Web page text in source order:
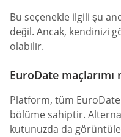
Bu seçenekle ilgili şu
değil. Ancak, kendinizi
olabilir.
EuroDate
Platform, tüm EuroDate
bölüme sahiptir.
kutunuzda da